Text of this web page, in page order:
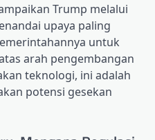
Trump melalui
upaya paling
untuk
arah pengembangan
teknologi, ini adalah
potensi gesekan